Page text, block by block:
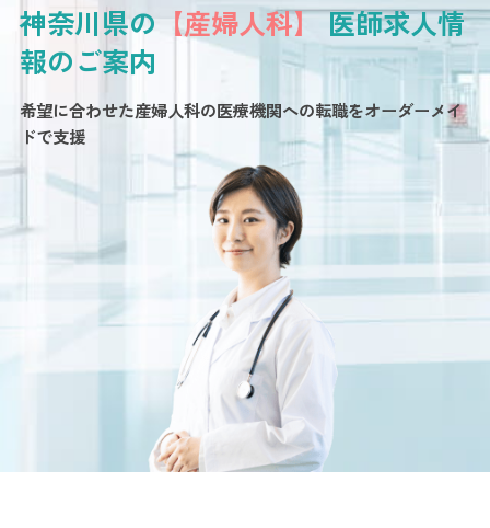
神奈川県の【産婦人科】医師求人情
報のご案内
希望に合わせた産婦人科の医療機関への転職をオーダーメイ
ドで支援